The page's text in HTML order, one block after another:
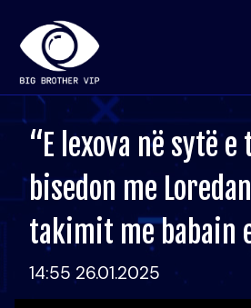
“E lexova në sytë e
bisedon me
takimit me babain
14:55 26.01.2025